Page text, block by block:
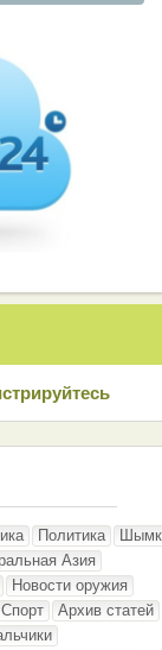
Политика
Азия
Новости оружия
Спорт
Архив статей